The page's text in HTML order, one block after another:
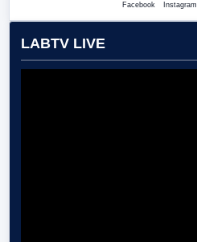
Facebook Instagram
LABTV LIVE